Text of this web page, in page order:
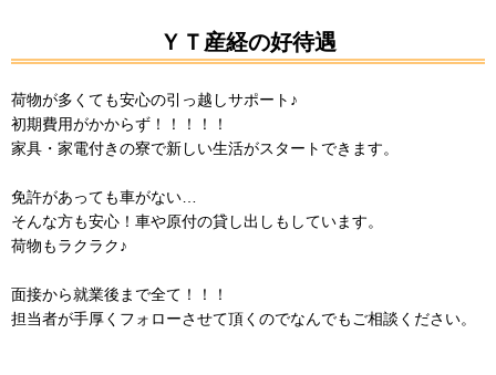
ＹＴ産経の好待遇
荷物が多くても安心の引っ越しサポート♪
初期費用がかからず！！！！！
家具・家電付きの寮で新しい生活がスタートできます。
免許があっても車がない…
そんな方も安心！車や原付の貸し出しもしています。
荷物もラクラク♪
面接から就業後まで全て！！！
担当者が手厚くフォローさせて頂くのでなんでもご相談ください。